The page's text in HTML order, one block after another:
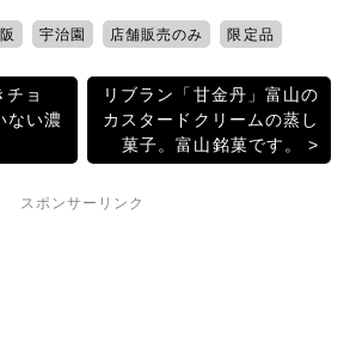
c
e
b
o
o
k
e e
n
a
c
k
et
宇治園 店舗販売のみ 限定品
ョ
ない濃
リブラン「甘金丹」富山の
カスタードクリームの蒸し
菓子。富山銘菓です。
スポンサーリンク